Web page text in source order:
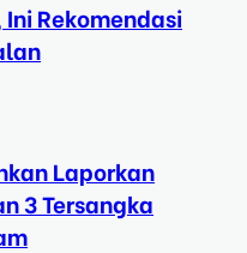
Rekomendasi
Laporkan
3 Tersangka